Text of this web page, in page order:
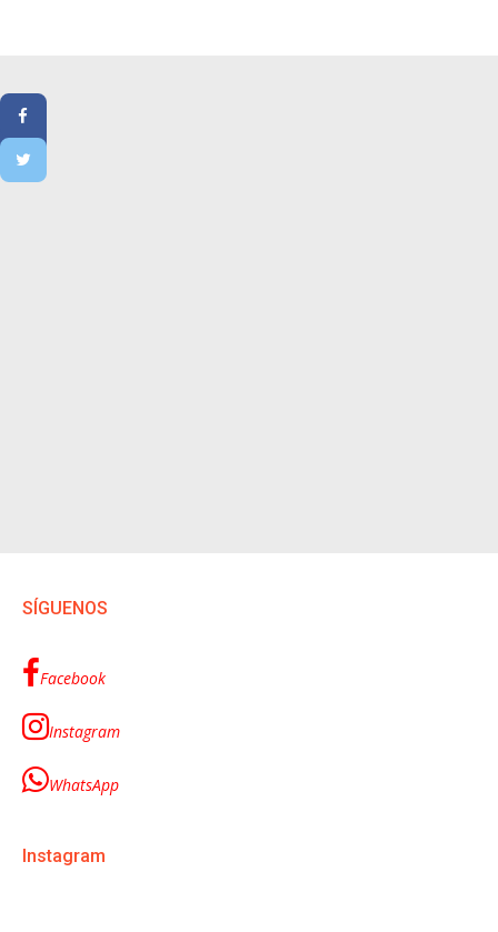
SÍGUENOS
Facebook
Instagram
WhatsApp
Instagram